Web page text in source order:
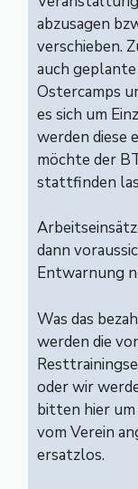
abzusagen
verschieben.
auch
Ostercamps
es sich um
werden diese
möchte der
stattfinden
dann
Entwarnung
Was das
werden die
oder wir
bitten hier um
vom Verein
ersatzlos.